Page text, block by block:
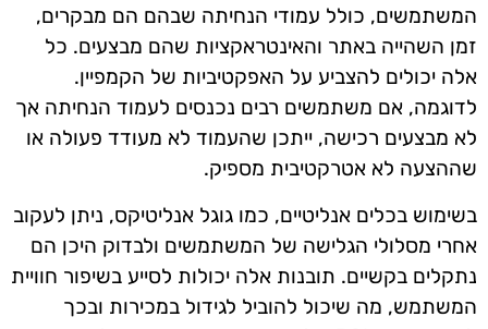
המשתמשים, כולל עמודי הנחיתה שבהם הם מבקרים,
זמן השהייה באתר והאינטראקציות שהם מבצעים. כל
אלה יכולים להצביע על האפקטיביות של הקמפיין.
לדוגמה, אם משתמשים רבים נכנסים לעמוד הנחיתה אך
לא מבצעים רכישה, ייתכן שהעמוד לא מעודד פעולה או
שההצעה לא אטרקטיבית מספיק.
בשימוש בכלים אנליטיים, כמו גוגל אנליטיקס, ניתן לעקוב
אחרי מסלולי הגלישה של המשתמשים ולבדוק היכן הם
נתקלים בקשיים. תובנות אלה יכולות לסייע בשיפור חוויית
המשתמש, מה שיכול להוביל לגידול במכירות ובכך